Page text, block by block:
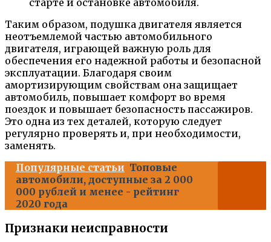
старте и остановке автомобиля.
Таким образом, подушка двигателя является
неотъемлемой частью автомобильного
двигателя, играющей важную роль для
обеспечения его надежной работы и безопасной
эксплуатации. Благодаря своим
амортизирующим свойствам она защищает
автомобиль, повышает комфорт во время
поездок и повышает безопасность пассажиров.
Это одна из тех деталей, которую следует
регулярно проверять и, при необходимости,
заменять.
Популярные статьи Топовые
автомобили, доступные за 2 000
000 рублей и менее - рейтинг
2020 года
Признаки неисправности